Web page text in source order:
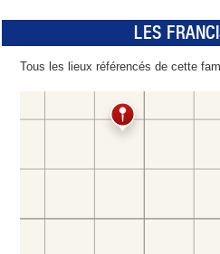
LES
Tous les lieux référencés de cette